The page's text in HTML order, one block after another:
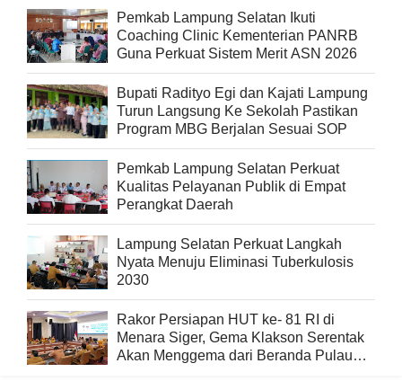
Pemkab Lampung Selatan Ikuti
Coaching Clinic Kementerian PANRB
Guna Perkuat Sistem Merit ASN 2026
Bupati Radityo Egi dan Kajati Lampung
Turun Langsung Ke Sekolah Pastikan
Program MBG Berjalan Sesuai SOP
Pemkab Lampung Selatan Perkuat
Kualitas Pelayanan Publik di Empat
Perangkat Daerah
Lampung Selatan Perkuat Langkah
Nyata Menuju Eliminasi Tuberkulosis
2030
Rakor Persiapan HUT ke- 81 RI di
Menara Siger, Gema Klakson Serentak
Akan Menggema dari Beranda Pulau